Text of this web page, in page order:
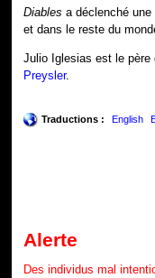
Diables a déclenché
et dans le reste du
Julio Iglesias est le père
Preysler.
Traductions : English
Alerte
Des individus mal